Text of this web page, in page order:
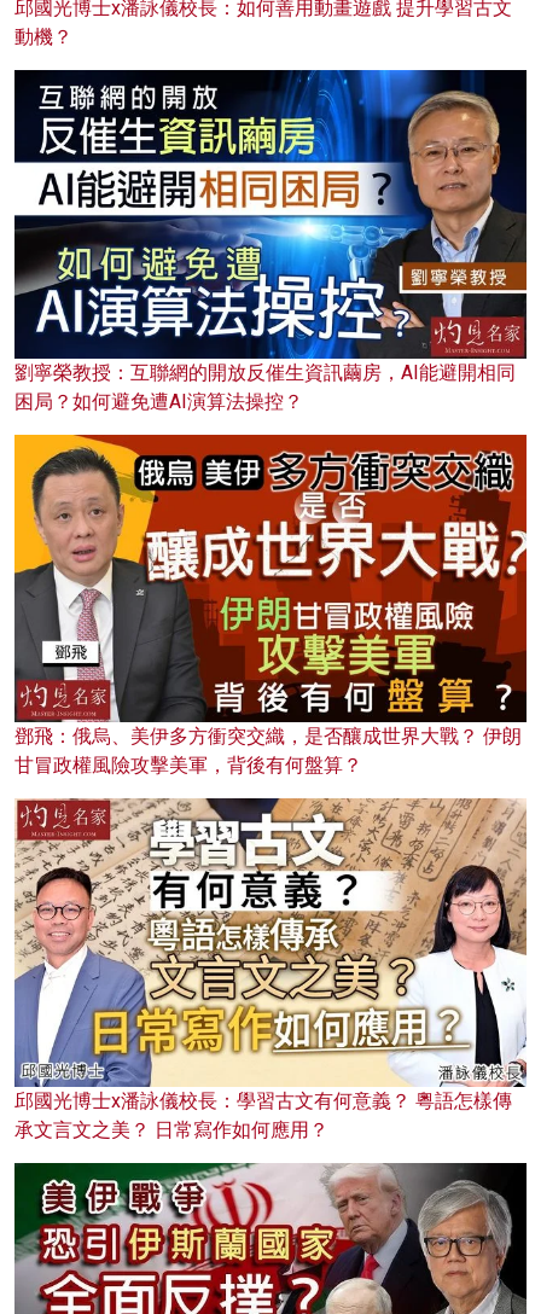
邱國光博士x潘詠儀校長：如何善用動畫遊戲 提升學習古文
動機？
劉寧榮教授：互聯網的開放反催生資訊繭房，AI能避開相同
困局？如何避免遭AI演算法操控？
鄧飛：俄烏、美伊多方衝突交織，是否釀成世界大戰？ 伊朗
甘冒政權風險攻擊美軍，背後有何盤算？
邱國光博士x潘詠儀校長：學習古文有何意義？ 粵語怎樣傳
承文言文之美？ 日常寫作如何應用？